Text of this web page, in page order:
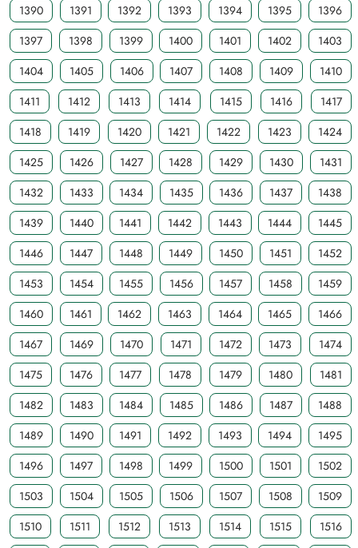
1390
1391 1392 1393 1394 1395
1396
1397
1398 1399 1400 1401 1402
1403
1404
1405 1406 1407 1408 1409
1410
1411
1412 1413 1414 1415 1416
1417
1418
1419 1420 1421 1422 1423
1424
1425
1426 1427 1428 1429 1430
1431
1432
1433 1434 1435 1436 1437
1438
1439
1440 1441 1442 1443 1444
1445
1446
1447 1448 1449 1450 1451
1452
1453
1454 1455 1456 1457 1458
1459
1460
1461 1462 1463 1464 1465
1466
1467
1469 1470 1471 1472 1473
1474
1475
1476 1477 1478 1479 1480
1481
1482
1483 1484 1485 1486 1487
1488
1489
1490 1491 1492 1493 1494
1495
1496
1497 1498 1499 1500 1501
1502
1503
1504 1505 1506 1507 1508
1509
1510
1511 1512 1513 1514 1515
1516